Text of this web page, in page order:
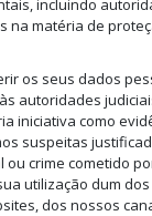
incluindo
na matéria de
os seus dados
autoridades
iniciativa como
suspeitas
ou crime cometido
utilização dum dos
dos nossos